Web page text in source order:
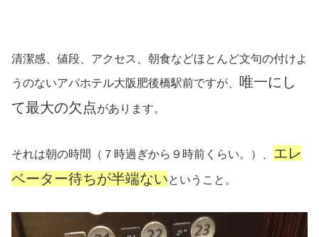
清潔感、値段、アクセス、朝食などほとんど文句の付けよ
うのないアパホテル大阪肥後橋駅前ですが、 唯一にし
て最大の欠点があります。
それは朝の時間（７時過ぎから９時前くらい。）、 エレ
ベーター待ちが半端ないということ。